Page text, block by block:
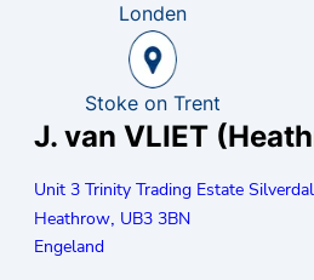
Londen
Stoke on Trent
J. van VLIET
Unit 3 Trinity Trading Estate
Heathrow, UB3 3BN
Engeland